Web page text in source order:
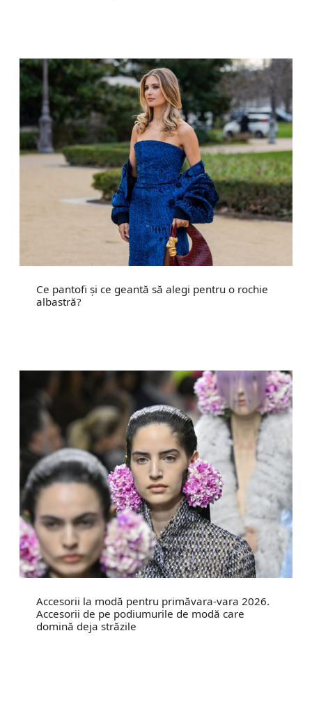
Ce pantofi și ce geantă să alegi pentru o rochie
albastră?
Accesorii la modă pentru primăvara-vara 2026.
Accesorii de pe podiumurile de modă care
domină deja străzile